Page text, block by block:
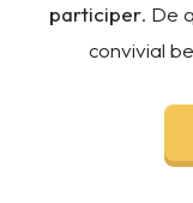
participer. De
convivial